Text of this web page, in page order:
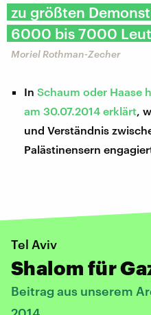
zu größten
6000 bis 7000
Moriel Rothman-Zecher
InSchaum oder Haase
am 30.07.2014 erklärt ,
und Verständnis
Palästinensern
Tel Aviv
Shalom für
Beitrag aus unserem